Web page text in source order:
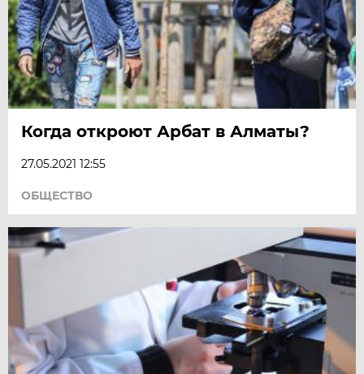
Когда откроют Арбат в Алматы?
27.05.2021 12:55
ОБЩЕСТВО